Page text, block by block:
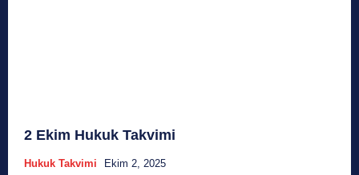
2 Ekim Hukuk Takvimi
Hukuk Takvimi Ekim 2, 2025